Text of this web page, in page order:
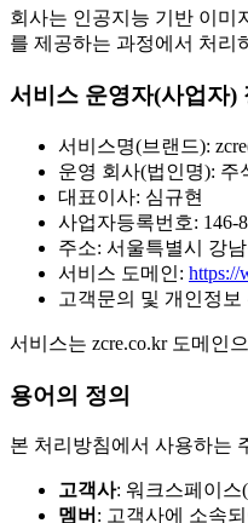
회사는 인공지능 기반 이미
를 제공하는 과정에서 처리
서비스 운영자(사업자)
서비스명(브랜드):
운영 회사(법인명): 주
대표이사: 심규현
사업자등록번호: 146-
주소: 서울특별시 강
서비스 도메인: https://
고객문의 및 개인정보
서비스는 zcre.co.kr 도메인
용어의 정의
본 처리방침에서 사용하는
고객사: 워크스페이스
멤버 : 고객사에 소속